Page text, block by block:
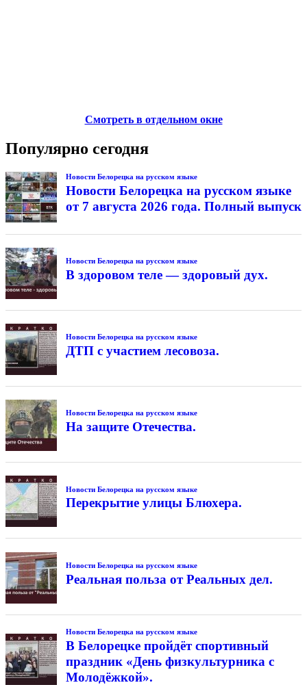
Смотреть в отдельном окне
Популярно сегодня
Новости Белорецка на русском языке
Новости Белорецка на русском языке
от 7 августа 2026 года. Полный выпуск
Новости Белорецка на русском языке
В здоровом теле — здоровый дух.
Новости Белорецка на русском языке
ДТП с участием лесовоза.
Новости Белорецка на русском языке
На защите Отечества.
Новости Белорецка на русском языке
Перекрытие улицы Блюхера.
Новости Белорецка на русском языке
Реальная польза от Реальных дел.
Новости Белорецка на русском языке
В Белорецке пройдёт спортивный
праздник «День физкультурника с
Молодёжкой».